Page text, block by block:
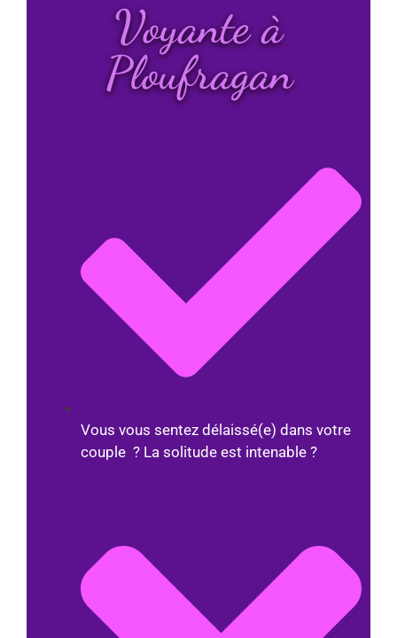
Voyante à
Ploufragan
Vous vous sentez délaissé(e) dans votre
couple ? La solitude est intenable ?